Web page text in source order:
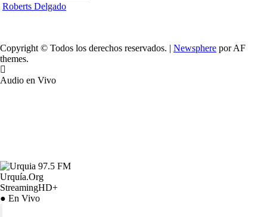
Roberts Delgado
Copyright © Todos los derechos reservados. | Newsphere por AF
themes.
Audio en Vivo
Urquía.Org
StreamingHD+
● En Vivo